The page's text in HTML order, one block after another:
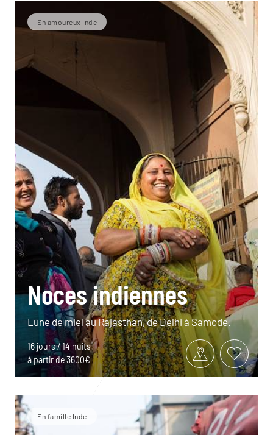
En amoureux Inde
Noces indiennes
Lune de miel au Rajasthan, de Delhi à Samode.
16 jours / 14 nuits
à partir de 3600€
En famille Inde